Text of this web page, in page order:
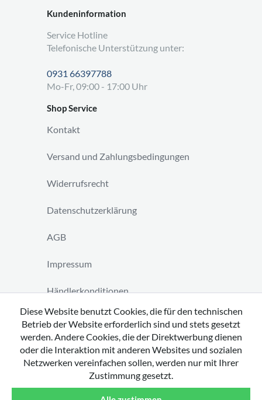
Kundeninformation
Service Hotline
Telefonische Unterstützung unter:
0931 66397788
Mo-Fr, 09:00 - 17:00 Uhr
Shop Service
Kontakt
Versand und Zahlungsbedingungen
Widerrufsrecht
Datenschutzerklärung
AGB
Impressum
Händlerkonditionen
Vertrag widerrufen
Diese Website benutzt Cookies, die für den technischen
Betrieb der Website erforderlich sind und stets gesetzt
werden. Andere Cookies, die der Direktwerbung dienen
oder die Interaktion mit anderen Websites und sozialen
Netzwerken vereinfachen sollen, werden nur mit Ihrer
Zustimmung gesetzt.